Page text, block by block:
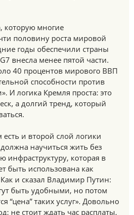
которую многие
половину роста мировой
годы обеспечили страны
внесла менее пятой части.
40 процентов мирового ВВП
способности против
И логика Кремля проста: это
а долгий тренд, который
и второй слой логики
научиться жить без
которая в
быть использована как
и сказал Владимир Путин:
быть удобными, но потом
“цена” таких услуг». Довольно
не стоит ждать час расплаты,